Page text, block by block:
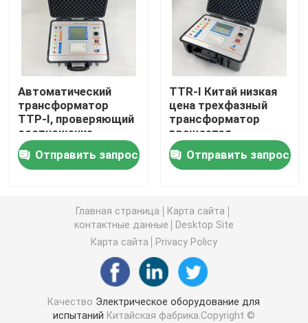
Оборудование для испытаний на огнестойкость
Оборудование для испытаний масла
Масло повторно используя машину
высоковольтное испытательное оборудование
оборудование для испытаний кабеля
Оборудование для испытаний батареи
Камера осмотра скважины
Автоматический
трансформатор
ТТР-I, проверяющий
соотношение
вращений,
оборудование для
испытаний
Отправить запрос
TTR-I Китай низкая
цена трехфазный
трансформатор
вращается
соотношение тест
наборОтправить запрос
Главная страница
Карта сайта
контактные данные
Desktop Site
Карта сайта
Privacy Policy
Качество Электрическое оборудование для
испытаний Китайская фабрика.Copyright ©